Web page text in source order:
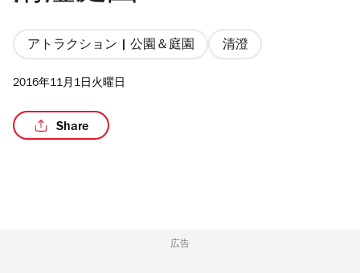
アトラクション | 公園＆庭園 清澄
2016年11月1日火曜日
Share
広告